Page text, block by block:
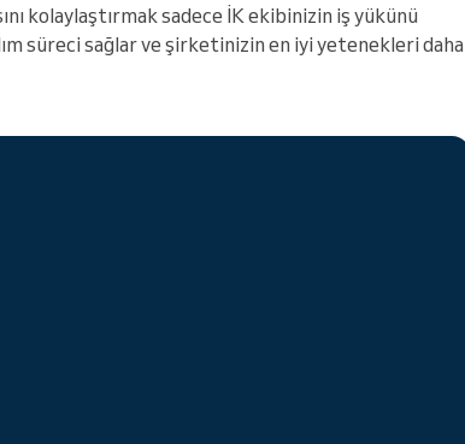
kolaylaştırmak sadece İK ekibinizin iş yükünü
süreci sağlar ve şirketinizin en iyi yetenekleri daha